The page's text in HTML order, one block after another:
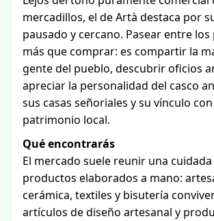
mercadillos, el de Artà destaca por
pausado y cercano. Pasear entre los
más que comprar: es compartir la
gente del pueblo, descubrir oficios
apreciar la personalidad del casco
sus casas señoriales y su vínculo
patrimonio local.
Qué encontrarás
El mercado suele reunir una
productos elaborados a mano:
cerámica, textiles y bisutería
artículos de diseño artesanal y